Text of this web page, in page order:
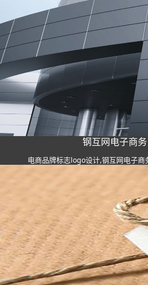
钢互网电子商务
电商品牌标志logo设计,钢互网电子商